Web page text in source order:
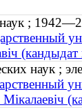
наук ;
наук ;